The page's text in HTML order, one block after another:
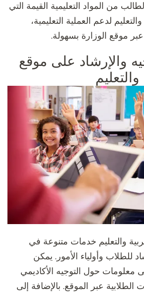
من المواد التعليمية القيمة التي
لدعم العملية التعليمية،
موقع الوزارة بسهولة.
والإرشاد على موقع
والتعليم خدمات متنوعة في
للطلاب وأولياء الأمور. يمكن
حول التوجيه الأكاديمي
الطلابية عبر الموقع. بالإضافة إلى